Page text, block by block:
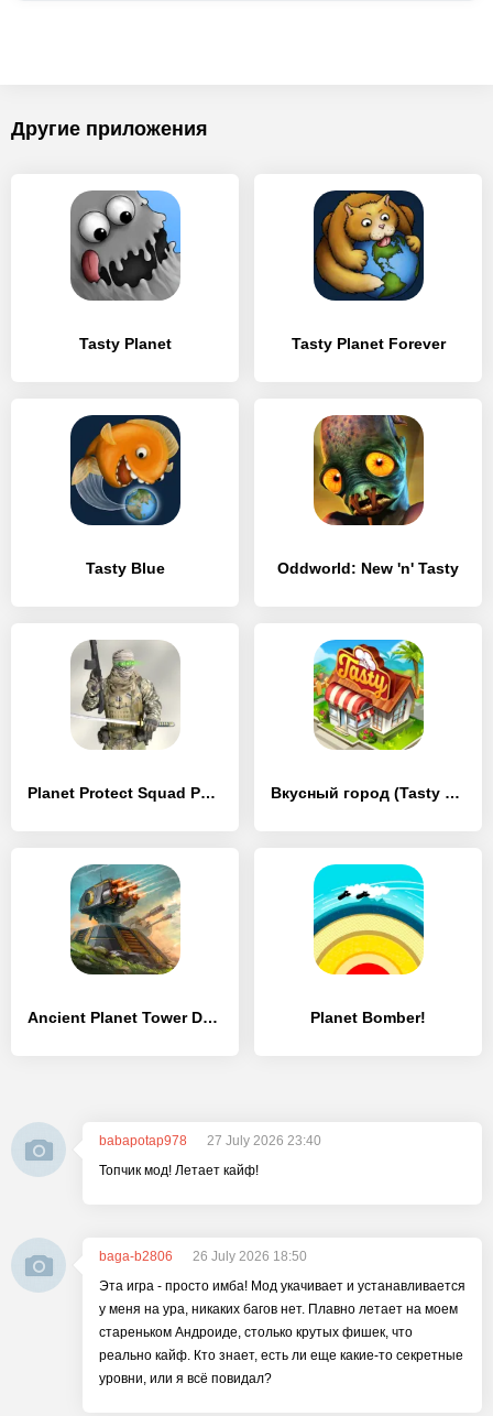
Другие приложения
Tasty Planet Tasty Planet Forever
Tasty Blue Oddworld: New 'n' Tasty
Planet Protect Squad PvP & PvE Вкусный город (Tasty Town)
Ancient Planet Tower Defense Planet Bomber!
babapotap978
27 July 2026 23:40
Топчик мод! Летает кайф!
baga-b2806
26 July 2026 18:50
Эта игра - просто имба! Мод укачивает и устанавливается
у меня на ура, никаких багов нет. Плавно летает на моем
стареньком Андроиде, столько крутых фишек, что
реально кайф. Кто знает, есть ли еще какие-то секретные
уровни, или я всё повидал?